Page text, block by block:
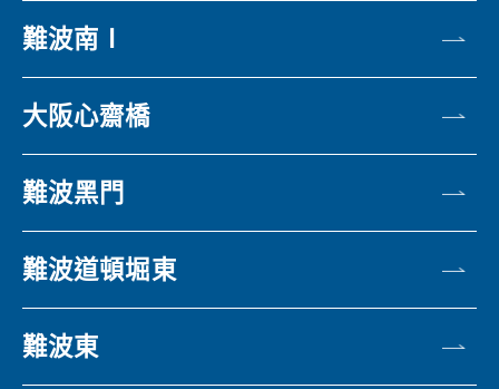
難波南Ⅰ
大阪心齋橋
難波黑門
難波道頓堀東
難波東